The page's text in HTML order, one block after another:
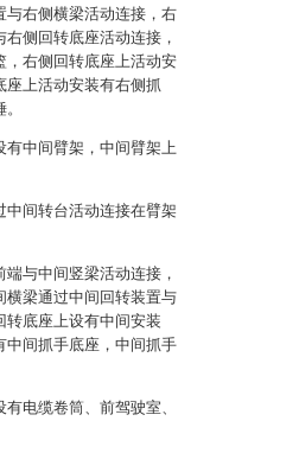
与右侧横梁活动连接，右
侧回转底座活动连接，
，右侧回转底座上活动安
座上活动安装有右侧抓
有中间臂架，中间臂架上
间转台活动连接在臂架
与中间竖梁活动连接，
横梁通过中间回转装置与
转底座上设有中间安装
中间抓手底座，中间抓手
电缆卷筒、前驾驶室、